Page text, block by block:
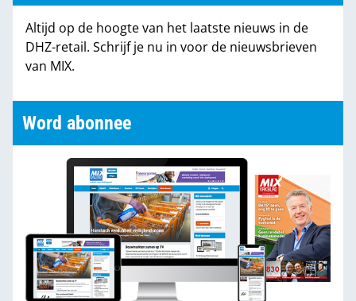
Altijd op de hoogte van het laatste nieuws in de
DHZ-retail. Schrijf je nu in voor de nieuwsbrieven
van MIX.
Word abonnee